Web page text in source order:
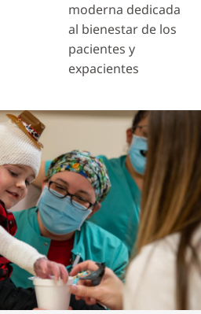
moderna dedicada
al bienestar de los
pacientes y
expacientes